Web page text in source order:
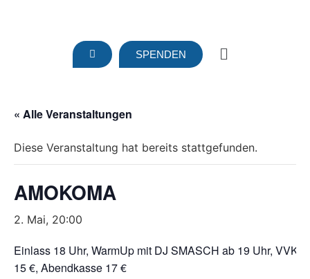
SPENDEN
« Alle Veranstaltungen
Diese Veranstaltung hat bereits stattgefunden.
AMOKOMA
2. Mai, 20:00
Einlass 18 Uhr, WarmUp mit DJ SMASCH ab 19 Uhr, VVK
15 €, Abendkasse 17 €